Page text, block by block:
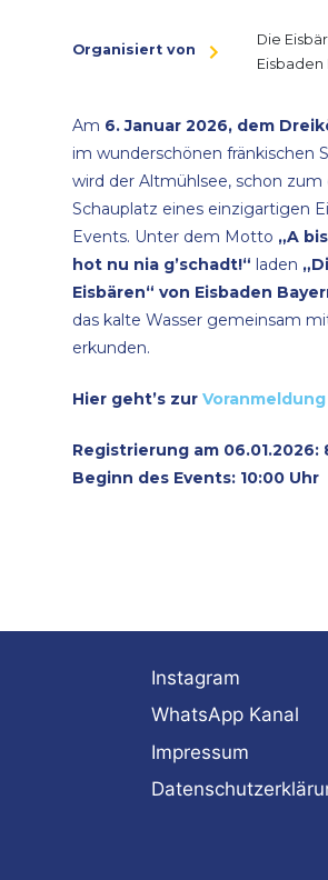
Organisiert von
Die
Eisbaden
Am 6. Januar 2026, dem
im wunderschönen fränkischen
wird der Altmühlsee, schon zum
Schauplatz eines einzigartigen
Events. Unter dem Motto „A
hot nu nia g’schadt!“ laden
Eisbären“ von Eisbaden
das kalte Wasser gemeinsam
erkunden.
Hier geht’s zur Voranmeldung
Registrierung am 06.01.2026:
Beginn des Events: 10:00 Uhr
Instagram
WhatsApp Kanal
Impressum